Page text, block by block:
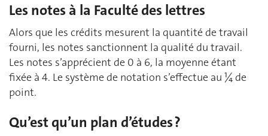
Les notes à la Faculté des lettres
Alors que les crédits mesurent la quantité de travail
fourni, les notes sanctionnent la qualité du travail.
Les notes s’apprécient de 0 à 6, la moyenne étant
fixée à 4. Le système de notation s’effectue au ¼ de
point.
Qu’est qu’un plan d’études ?